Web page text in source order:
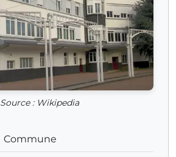
Source : Wikipedia
Commune